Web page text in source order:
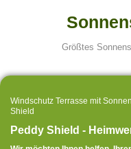
Größtes
Windschutz Terrasse mit
Shield
Peddy Shield -